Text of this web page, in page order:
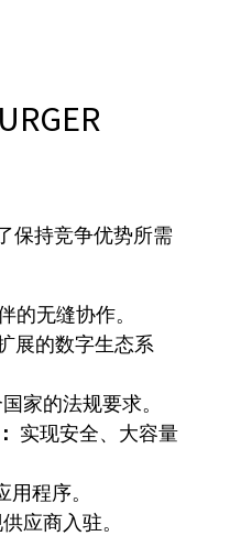
保持竞争优势所需
的无缝协作。
展的数字生态系
家的法规要求。
： 实现安全、大容量
程序。
应商入驻。